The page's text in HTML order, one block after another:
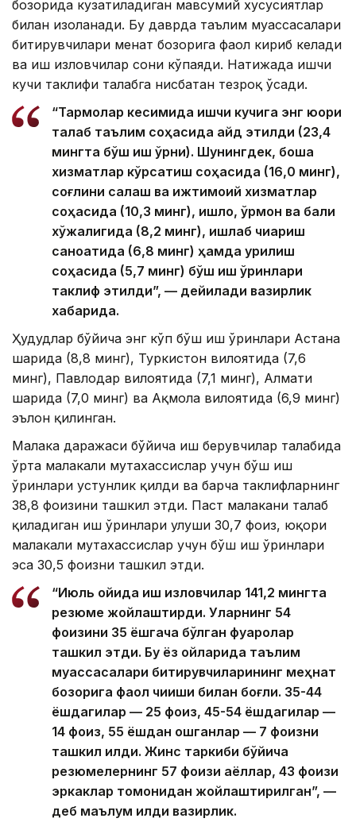
бозорида кузатиладиган мавсумий хусусиятлар
билан изоҳланади. Бу даврда таълим муассасалари
битирувчилари меҳнат бозорига фаол кириб келади
ва иш изловчилар сони кўпаяди. Натижада ишчи
кучи таклифи талабга нисбатан тезроқ ўсади.
“Тармоқлар кесимида ишчи кучига энг юқори
талаб таълим соҳасида қайд этилди (23,4
мингта бўш иш ўрни). Шунингдек, бошқа
хизматлар кўрсатиш соҳасида (16,0 минг),
соғлиқни сақлаш ва ижтимоий хизматлар
соҳасида (10,3 минг), қишлоқ, ўрмон ва балиқ
хўжалигида (8,2 минг), ишлаб чиқариш
саноатида (6,8 минг) ҳамда қурилиш
соҳасида (5,7 минг) бўш иш ўринлари
таклиф этилди”, — дейилади вазирлик
хабарида.
Ҳудудлар бўйича энг кўп бўш иш ўринлари Астана
шаҳрида (8,8 минг), Туркистон вилоятида (7,6
минг), Павлодар вилоятида (7,1 минг), Алмати
шаҳрида (7,0 минг) ва Ақмола вилоятида (6,9 минг)
эълон қилинган.
Малака даражаси бўйича иш берувчилар талабида
ўрта малакали мутахассислар учун бўш иш
ўринлари устунлик қилди ва барча таклифларнинг
38,8 фоизини ташкил этди. Паст малакани талаб
қиладиган иш ўринлари улуши 30,7 фоиз, юқори
малакали мутахассислар учун бўш иш ўринлари
эса 30,5 фоизни ташкил этди.
“Июль ойида иш изловчилар 141,2 мингта
резюме жойлаштирди. Уларнинг 54
фоизини 35 ёшгача бўлган фуқаролар
ташкил этди. Бу ёз ойларида таълим
муассасалари битирувчиларининг меҳнат
бозорига фаол чиқиши билан боғлиқ. 35-44
ёшдагилар — 25 фоиз, 45-54 ёшдагилар —
14 фоиз, 55 ёшдан ошганлар — 7 фоизни
ташкил қилди. Жинс таркиби бўйича
резюмелернинг 57 фоизи аёллар, 43 фоизи
эркаклар томонидан жойлаштирилган”, —
деб маълум қилди вазирлик.